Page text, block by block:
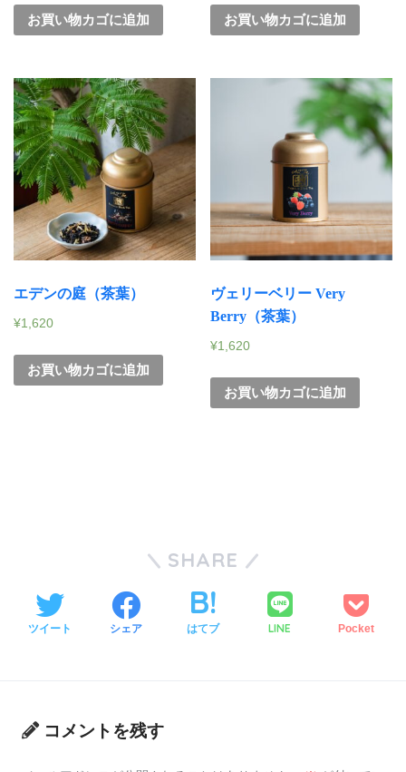
お買い物カゴに追加 お買い物カゴに追加
エデンの庭（茶葉）
¥1,620
お買い物カゴに追加
ヴェリーベリー Very
Berry（茶葉）
¥1,620
お買い物カゴに追加
SHARE
ツイート シェア はてブ LINE Pocket
コメントを残す